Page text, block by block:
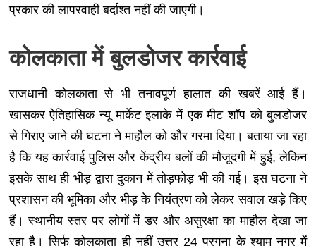
प्रकार की लापरवाही बर्दाश्त नहीं की जाएगी।
कोलकाता में बुलडोजर कार्रवाई
राजधानी कोलकाता से भी तनावपूर्ण हालात की खबरें आई हैं।
खासकर ऐतिहासिक न्यू मार्केट इलाके में एक मीट शॉप को बुलडोजर
से गिराए जाने की घटना ने माहौल को और गरमा दिया। बताया जा रहा
है कि यह कार्रवाई पुलिस और केंद्रीय बलों की मौजूदगी में हुई, लेकिन
इसके साथ ही भीड़ द्वारा दुकान में तोड़फोड़ भी की गई। इस घटना ने
प्रशासन की भूमिका और भीड़ के नियंत्रण को लेकर सवाल खड़े किए
हैं। स्थानीय स्तर पर लोगों में डर और असुरक्षा का माहौल देखा जा
रहा है। सिर्फ कोलकाता ही नहीं उत्तर 24 परगना के श्याम नगर में